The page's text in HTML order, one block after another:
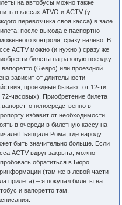
на автобусы можно также
в кассах ATVO и ACTV (у
перевозчика своя касса) в зале
после выхода с паспортно-
контроля, сразу налево. В
ACTV можно (и нужно!) сразу же
билеты на разовую поездку
вапоретто (6 евро) или проездной
зависит от длительности
проездные бывают от 12-ти
72-часовых). Приобретение билета
вапоретто непосредственно в
избавит от необходимости
в очереди в билетную кассу на
Пьяццале Рома, где народу
быть значительно больше. Если
ACTV вдруг закрыта, можно
обратиться в Бюро
(там же в левой части
прилета) – я покупал билеты на
и вапоретто там.